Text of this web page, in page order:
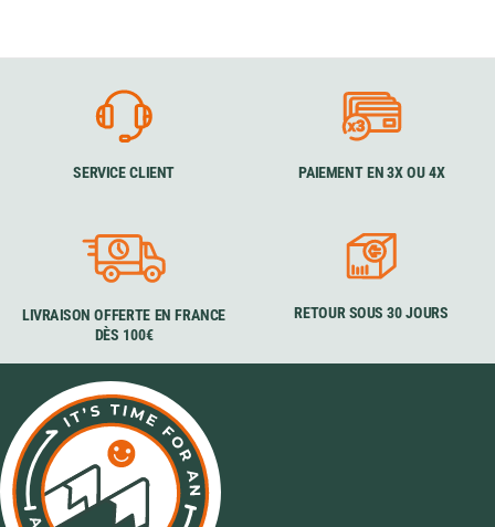
SERVICE CLIENT PAIEMENT EN 3X OU 4X
LIVRAISON OFFERTE EN FRANCE
DÈS 100€
RETOUR SOUS 30 JOURS